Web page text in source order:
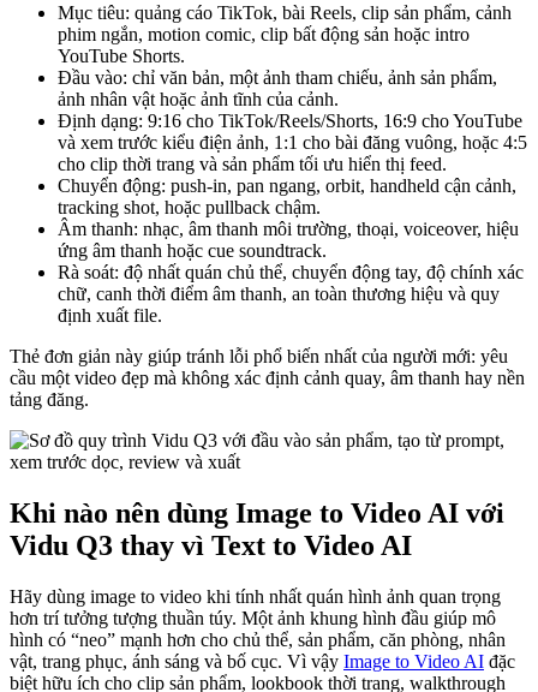
Mục tiêu: quảng cáo TikTok, bài Reels, clip sản phẩm, cảnh
phim ngắn, motion comic, clip bất động sản hoặc intro
YouTube Shorts.
Đầu vào: chỉ văn bản, một ảnh tham chiếu, ảnh sản phẩm,
ảnh nhân vật hoặc ảnh tĩnh của cảnh.
Định dạng: 9:16 cho TikTok/Reels/Shorts, 16:9 cho YouTube
và xem trước kiểu điện ảnh, 1:1 cho bài đăng vuông, hoặc 4:5
cho clip thời trang và sản phẩm tối ưu hiển thị feed.
Chuyển động: push-in, pan ngang, orbit, handheld cận cảnh,
tracking shot, hoặc pullback chậm.
Âm thanh: nhạc, âm thanh môi trường, thoại, voiceover, hiệu
ứng âm thanh hoặc cue soundtrack.
Rà soát: độ nhất quán chủ thể, chuyển động tay, độ chính xác
chữ, canh thời điểm âm thanh, an toàn thương hiệu và quy
định xuất file.
Thẻ đơn giản này giúp tránh lỗi phổ biến nhất của người mới: yêu
cầu một video đẹp mà không xác định cảnh quay, âm thanh hay nền
tảng đăng.
Khi nào nên dùng Image to Video AI với
Vidu Q3 thay vì Text to Video AI
Hãy dùng image to video khi tính nhất quán hình ảnh quan trọng
hơn trí tưởng tượng thuần túy. Một ảnh khung hình đầu giúp mô
hình có “neo” mạnh hơn cho chủ thể, sản phẩm, căn phòng, nhân
vật, trang phục, ánh sáng và bố cục. Vì vậy Image to Video AI đặc
biệt hữu ích cho clip sản phẩm, lookbook thời trang, walkthrough